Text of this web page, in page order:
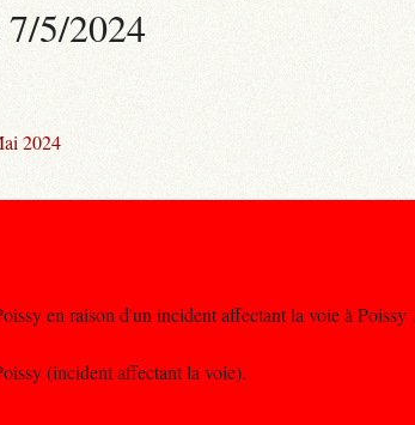
7/5/2024
2024
en raison d'un incident affectant la voie à Poissy .
(incident affectant la voie).